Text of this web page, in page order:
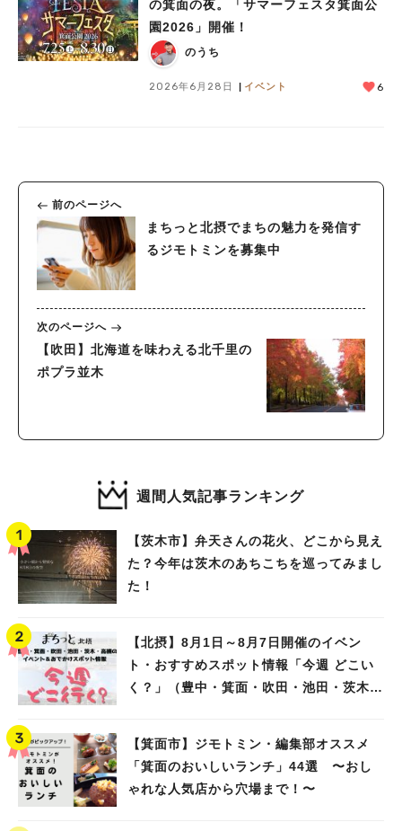
の箕面の夜。「サマーフェスタ箕面公
園2026」開催！
のうち
2026年6月28日 イベント 6
前のページへ
まちっと北摂でまちの魅力を発信す
るジモトミンを募集中
次のページへ
【吹田】北海道を味わえる北千里の
ポプラ並木
週間人気記事ランキング
【茨木市】弁天さんの花火、どこから見え
た？今年は茨木のあちこちを巡ってみまし
た！
【北摂】8月1日～8月7日開催のイベン
ト・おすすめスポット情報「今週 どこい
く？」（豊中・箕面・吹田・池田・茨木・
【箕面市】ジモトミン・編集部オススメ
「箕面のおいしいランチ」44選 〜おし
ゃれな人気店から穴場まで！〜